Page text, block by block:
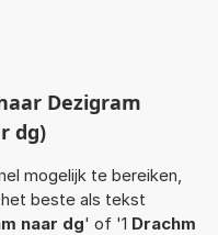
Dezigram
dg)
mogelijk te bereiken,
beste als tekst
naar dg' of '1 Drachm